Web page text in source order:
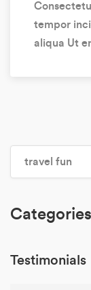
tempor
aliqua Ut
Categories
Testimonials